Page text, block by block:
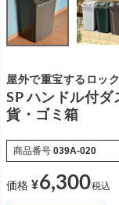
屋外で重宝するロッ
SP ハンドル付
貨・ゴミ箱
商品番号 039A-020
価格 ¥6,300税込